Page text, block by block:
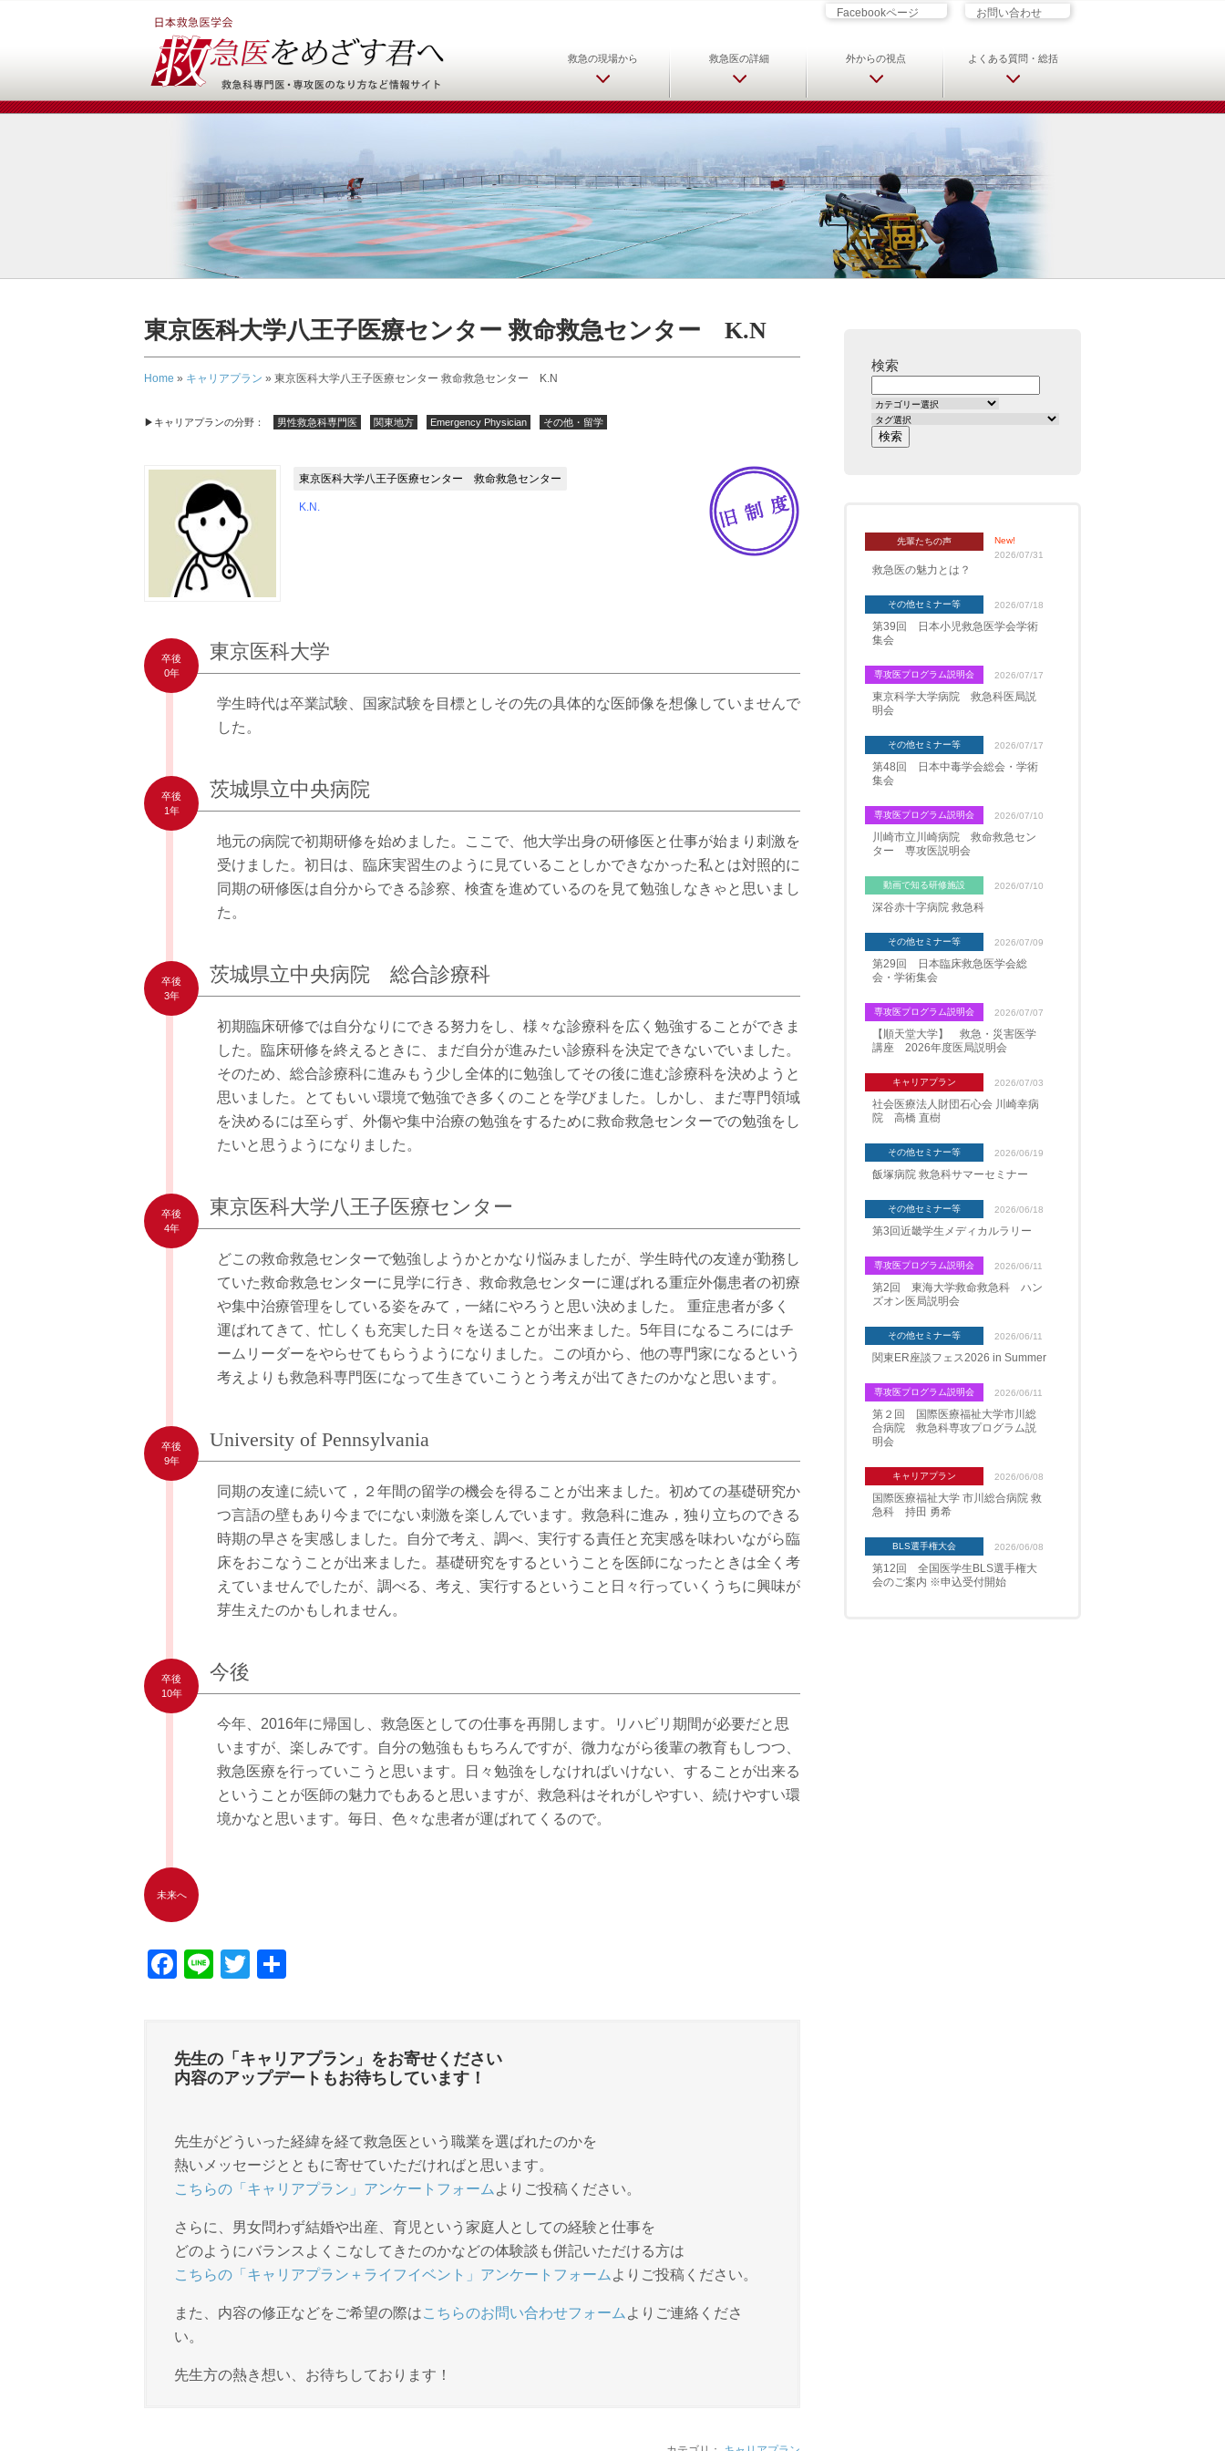
日本救急医学会 救急医をめざす君へ 救急科専門医・専攻医
Facebookページ お問い合わせ
救急の現場から 救急医の詳細 外からの視点 よくある質問・総括
東京医科大学八王子医療センター 救命救急センター K.N
Home » キャリアプラン » 東京医科大学八王子医療センター 救命救急センター K.N
▶キャリアプランの分野： 男性救急科専門医 関東地方 Emergency Physician その他・留学
東京医科大学八王子医療センター 救命救急センター
K.N.
卒後
0年
東京医科大学
学生時代は卒業試験、国家試験を目標としその先の具体的な医師像を想像していませんで
した。
卒後
1年
茨城県立中央病院
地元の病院で初期研修を始めました。ここで、他大学出身の研修医と仕事が始まり刺激を
受けました。初日は、臨床実習生のように見ていることしかできなかった私とは対照的に
同期の研修医は自分からできる診察、検査を進めているのを見て勉強しなきゃと思いまし
た。
卒後
3年
茨城県立中央病院 総合診療科
初期臨床研修では自分なりにできる努力をし、様々な診療科を広く勉強することができま
した。臨床研修を終えるときに、まだ自分が進みたい診療科を決定できないでいました。
そのため、総合診療科に進みもう少し全体的に勉強してその後に進む診療科を決めようと
思いました。とてもいい環境で勉強でき多くのことを学びました。しかし、まだ専門領域
を決めるには至らず、外傷や集中治療の勉強をするために救命救急センターでの勉強をし
たいと思うようになりました。
卒後
4年
東京医科大学八王子医療センター
どこの救命救急センターで勉強しようかとかなり悩みましたが、学生時代の友達が勤務し
ていた救命救急センターに見学に行き、救命救急センターに運ばれる重症外傷患者の初療
や集中治療管理をしている姿をみて，一緒にやろうと思い決めました。 重症患者が多く
運ばれてきて、忙しくも充実した日々を送ることが出来ました。5年目になるころにはチ
ームリーダーをやらせてもらうようになりました。この頃から、他の専門家になるという
考えよりも救急科専門医になって生きていこうとう考えが出てきたのかなと思います。
卒後
9年
University of Pennsylvania
同期の友達に続いて，２年間の留学の機会を得ることが出来ました。初めての基礎研究か
つ言語の壁もあり今までにない刺激を楽しんでいます。救急科に進み，独り立ちのできる
時期の早さを実感しました。自分で考え、調べ、実行する責任と充実感を味わいながら臨
床をおこなうことが出来ました。基礎研究をするということを医師になったときは全く考
えていませんでしたが、調べる、考え、実行するということ日々行っていくうちに興味が
芽生えたのかもしれません。
卒後
10年
今後
今年、2016年に帰国し、救急医としての仕事を再開します。リハビリ期間が必要だと思
いますが、楽しみです。自分の勉強ももちろんですが、微力ながら後輩の教育もしつつ、
救急医療を行っていこうと思います。日々勉強をしなければいけない、することが出来る
ということが医師の魅力でもあると思いますが、救急科はそれがしやすい、続けやすい環
境かなと思います。毎日、色々な患者が運ばれてくるので。
未来へ
Facebook
LineTwitter
先生の「キャリアプラン」をお寄せください
内容のアップデートもお待ちしています！
先生がどういった経緯を経て救急医という職業を選ばれたのかを
熱いメッセージとともに寄せていただければと思います。
こちらの「キャリアプラン」アンケートフォーム よりご投稿ください。
さらに、男女問わず結婚や出産、育児という家庭人としての経験と仕事を
どのようにバランスよくこなしてきたのかなどの体験談も併記いただける方は
こちらの「キャリアプラン＋ライフイベント」アンケートフォーム よりご投稿ください。
また、内容の修正などをご希望の際はこちらのお問い合わせフォーム よりご連絡くださ
い。
先生方の熱き想い、お待ちしております！
検索
先輩たちの声
New!
2026/07/31
救急医の魅力とは？
その他セミナー等 2026/07/18
第39回 日本小児救急医学会学術
集会
専攻医プログラム説明会 2026/07/17
東京科学大学病院 救急科医局説
明会
その他セミナー等 2026/07/17
第48回 日本中毒学会総会・学術
集会
専攻医プログラム説明会 2026/07/10
川崎市立川崎病院 救命救急セン
ター 専攻医説明会
動画で知る研修施設 2026/07/10
深谷赤十字病院 救急科
その他セミナー等 2026/07/09
第29回 日本臨床救急医学会総
会・学術集会
専攻医プログラム説明会 2026/07/07
【順天堂大学】 救急・災害医学
講座 2026年度医局説明会
キャリアプラン 2026/07/03
社会医療法人財団石心会 川崎幸病
院 高橋 直樹
その他セミナー等 2026/06/19
飯塚病院 救急科サマーセミナー
その他セミナー等 2026/06/18
第3回近畿学生メディカルラリー
専攻医プログラム説明会 2026/06/11
第2回 東海大学救命救急科 ハン
ズオン医局説明会
その他セミナー等 2026/06/11
関東ER座談フェス2026 in Summer
専攻医プログラム説明会 2026/06/11
第２回 国際医療福祉大学市川総
合病院 救急科専攻プログラム説
明会
キャリアプラン 2026/06/08
国際医療福祉大学 市川総合病院 救
急科 持田 勇希
BLS選手権大会 2026/06/08
第12回 全国医学生BLS選手権大
会のご案内 ※申込受付開始